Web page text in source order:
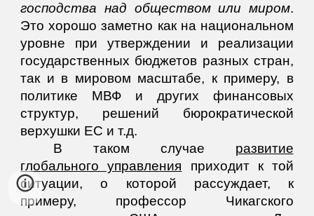
господства над обществом или миром.
Это хорошо заметно как на национальном
уровне при утверждении и реализации
государственных бюджетов разных стран,
так и в мировом масштабе, к примеру, в
политике МВФ и других финансовых
структур, решений бюрократической
верхушки ЕС и т.д.
В таком случае развитие
глобального управления приходит к той
ситуации, о которой рассуждает, к
примеру, профессор Чикагского